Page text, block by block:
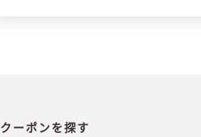
クーポンを探す